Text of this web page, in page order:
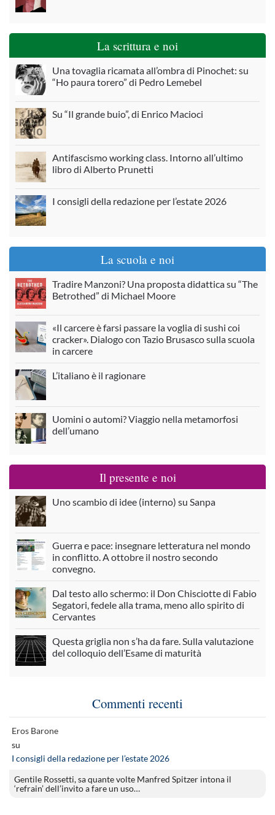
La scrittura e noi
Una tovaglia ricamata all’ombra di Pinochet: su
“Ho paura torero” di Pedro Lemebel
Su “Il grande buio”, di Enrico Macioci
Antifascismo working class. Intorno all’ultimo
libro di Alberto Prunetti
I consigli della redazione per l’estate 2026
La scuola e noi
Tradire Manzoni? Una proposta didattica su “The
Betrothed” di Michael Moore
«Il carcere è farsi passare la voglia di sushi coi
cracker». Dialogo con Tazio Brusasco sulla scuola
in carcere
L’italiano è il ragionare
Uomini o automi? Viaggio nella metamorfosi
dell’umano
Il presente e noi
Uno scambio di idee (interno) su Sanpa
Guerra e pace: insegnare letteratura nel mondo
in conflitto. A ottobre il nostro secondo
convegno.
Dal testo allo schermo: il Don Chisciotte di Fabio
Segatori, fedele alla trama, meno allo spirito di
Cervantes
Questa griglia non s’ha da fare. Sulla valutazione
del colloquio dell’Esame di maturità
Commenti recenti
Eros Barone
su
I consigli della redazione per l’estate 2026
Gentile Rossetti, sa quante volte Manfred Spitzer intona il
‘refrain’ dell’invito a fare un uso…